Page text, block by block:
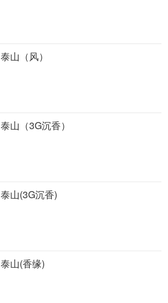
泰山（风）
泰山（3G沉香）
泰山(3G沉香)
泰山(香缘)